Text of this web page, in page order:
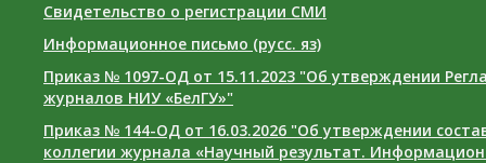
Свидетельство о регистрации СМИ
Информационное письмо (русс. яз)
Приказ № 1097-ОД от 15.11.2023 "Об утверждении
журналов НИУ «БелГУ»"
Приказ № 144-ОД от 16.03.2026 "Об утверждении
коллегии журнала «Научный результат.